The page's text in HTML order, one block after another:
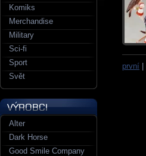
první
Komiks
Merchandise
Military
Sci-fi
Sport
Svět
Alter
Dark Horse
Good Smile Company